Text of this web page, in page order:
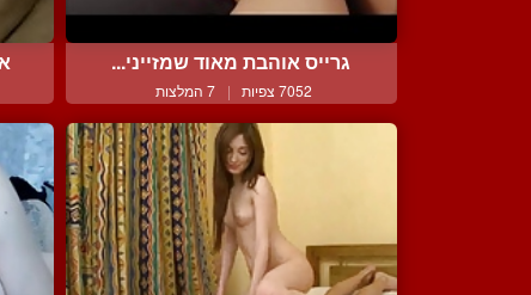
גרייס אוהבת מאוד שמזייני...
7052 צפיות | 7 המלצות